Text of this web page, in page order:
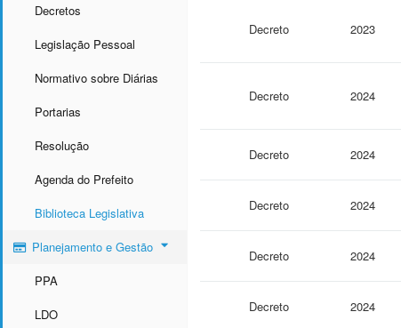
Decretos
Legislação Pessoal
Normativo sobre Diárias
Portarias
Resolução
Agenda do Prefeito
Biblioteca Legislativa
Planejamento e Gestão
PPA
LDO
Decreto 2023
Decreto 2024
Decreto 2024
Decreto 2024
Decreto 2024
Decreto 2024